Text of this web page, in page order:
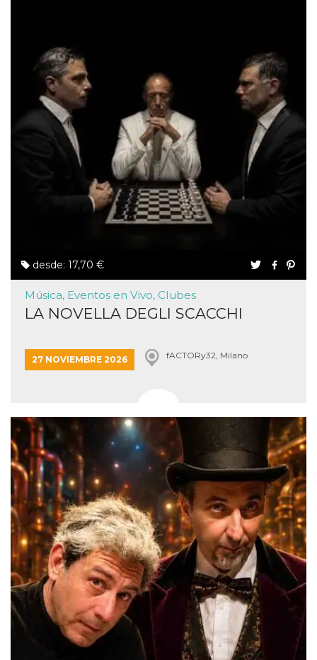
desde: 17,70 €
Música, Eventos en Vivo, Clubes
LA NOVELLA DEGLI SCACCHI
27 NOVIEMBRE 2026 fACTORy32, Milano